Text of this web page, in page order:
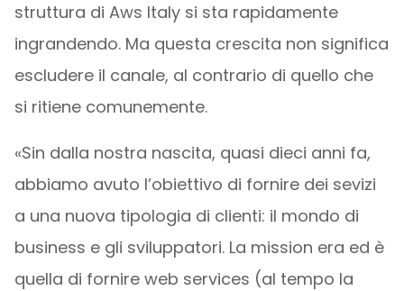
struttura di Aws Italy si sta rapidamente
ingrandendo. Ma questa crescita non significa
escludere il canale, al contrario di quello che
si ritiene comunemente.
«Sin dalla nostra nascita, quasi dieci anni fa,
abbiamo avuto l’obiettivo di fornire dei sevizi
a una nuova tipologia di clienti: il mondo di
business e gli sviluppatori. La mission era ed è
quella di fornire web services (al tempo la